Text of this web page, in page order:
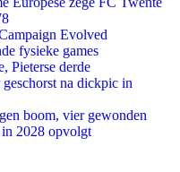
Evolved
fysieke games
Pieterse derde
na dickpic in
boom, vier gewonden
2028 opvolgt